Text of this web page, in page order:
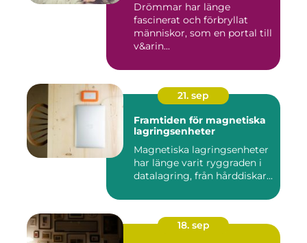
Drömmar har länge
fascinerat och förbryllat
människor, som en portal till
v&arin...
21. sep
Framtiden för magnetiska
lagringsenheter
Magnetiska lagringsenheter
har länge varit ryggraden i
datalagring, från hårddiskar...
18. sep